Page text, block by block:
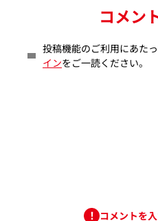
コメン
投稿機能のご利用にあた
インをご一読ください。
コメントを